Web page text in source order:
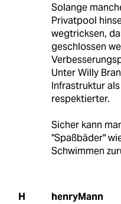
Solange
Privatpool
wegtricksen,
geschlossen
Unter Willy
Infrastruktur
respektierter.
Sicher kann
"Spaßbäder"
Schwimmen
H henryMann